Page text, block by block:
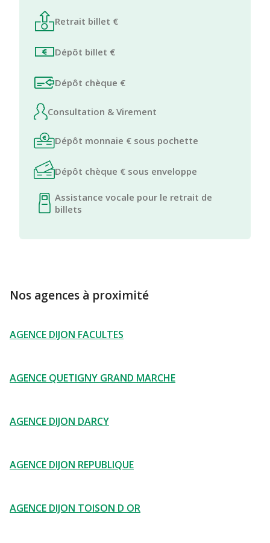
Retrait billet €
Dépôt billet €
Dépôt chèque €
Consultation & Virement
Dépôt monnaie € sous pochette
Dépôt chèque € sous enveloppe
Assistance vocale pour le retrait de
billets
Nos agences à proximité
AGENCE DIJON FACULTES
AGENCE QUETIGNY GRAND MARCHE
AGENCE DIJON DARCY
AGENCE DIJON REPUBLIQUE
AGENCE DIJON TOISON D OR